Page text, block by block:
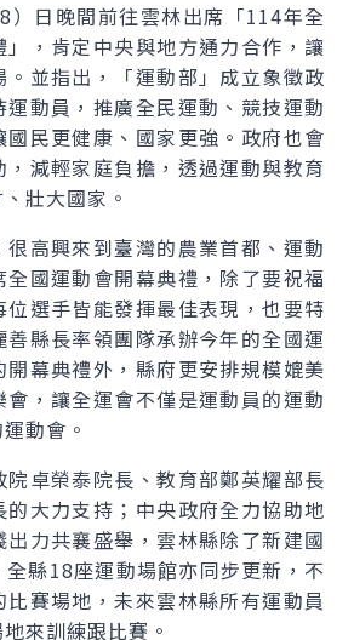
）日晚間前往雲林出席「114年全
」，肯定中央與地方通力合作，讓
並指出，「運動部」成立象徵政
動員，推廣全民運動、競技運動
國民更健康、國家更強。政府也會
減輕家庭負擔，透過運動與教育
壯大國家。
高興來到臺灣的農業首都、運動
國運動會開幕典禮，除了要祝福
位選手皆能發揮最佳表現，也要特
縣長率領團隊承辦今年的全國運
幕典禮外，縣府更安排規模媲美
，讓全運會不僅是運動員的運動
動會。
卓榮泰院長、教育部鄭英耀部長
大力支持；中央政府全力協助地
力共襄盛舉，雲林縣除了新建國
縣18座運動場館亦同步更新，不
賽場地，未來雲林縣所有運動員
來訓練跟比賽。